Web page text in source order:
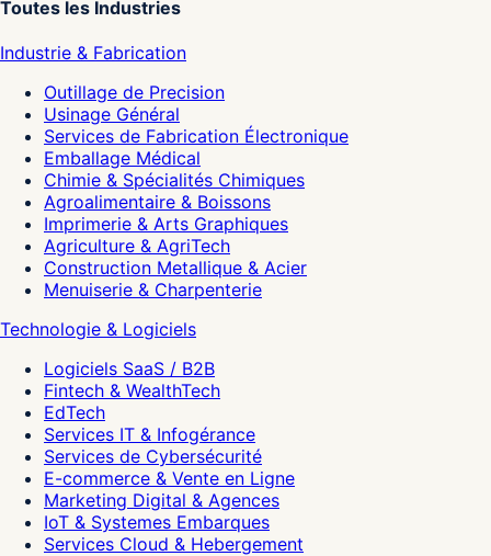
Toutes les Industries
Industrie & Fabrication
Outillage de Precision
Usinage Général
Services de Fabrication Électronique
Emballage Médical
Chimie & Spécialités Chimiques
Agroalimentaire & Boissons
Imprimerie & Arts Graphiques
Agriculture & AgriTech
Construction Metallique & Acier
Menuiserie & Charpenterie
Technologie & Logiciels
Logiciels SaaS / B2B
Fintech & WealthTech
EdTech
Services IT & Infogérance
Services de Cybersécurité
E-commerce & Vente en Ligne
Marketing Digital & Agences
IoT & Systemes Embarques
Services Cloud & Hebergement